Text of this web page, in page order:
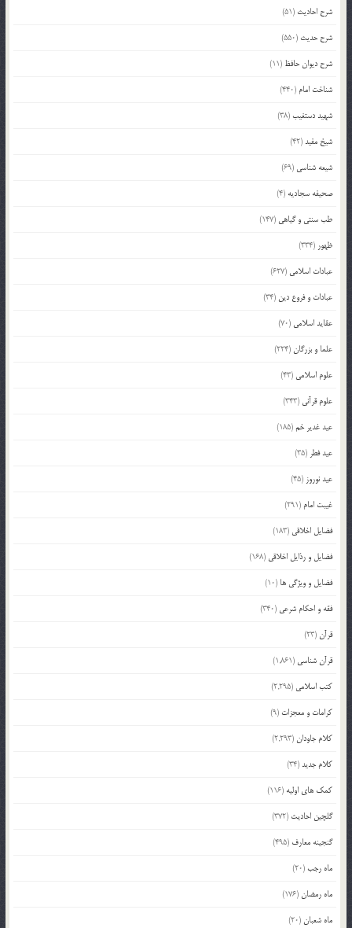
شرح احادیث (51)
شرح حدیث (550)
شرح دیوان حافظ (11)
شناخت امام (440)
شهید دستغیب(38)
شیخ مفید(42)
شیعه شناسی (69)
صحیفه سجادیه (4)
طب سنتی و گیاهی (147)
ظهور (334)
عبادات اسلامی (627)
عبادات و فروع دین (34)
عقاید اسلامی (70)
علما و بزرگان(224)
علوم اسلامی (43)
علوم قرآنی (343)
عید غدیر خم(185)
عید فطر (35)
عید نوروز (45)
غیبت امام (291)
فضایل اخلاقی (183)
فضایل و رذایل اخلاقی (168)
فضایل و ویژگی ها (10)
فقه و احکام شرعی (340)
قرآن(23)
قرآن شناسی (1,861)
کتب اسلامی (2,295)
کرامات و معجزات (9)
کلام جاودان(2,293)
کلام جدید(34)
کمک های اولیه (116)
گلچین احادیث (372)
گنجینه معارف (495)
ماه رجب(20)
ماه رمضان(176)
ماه شعبان(20)